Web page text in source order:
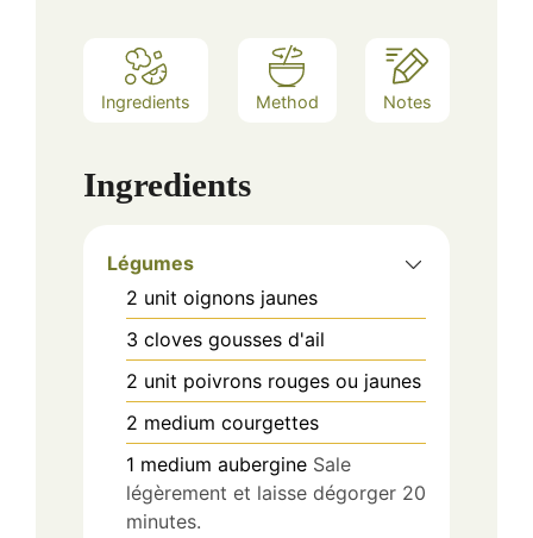
Ingredients Method Notes
Ingredients
Légumes
2 unit oignons jaunes
3 cloves gousses d'ail
2 unit poivrons rouges ou jaunes
2 medium courgettes
1 medium aubergine Sale
légèrement et laisse dégorger 20
minutes.